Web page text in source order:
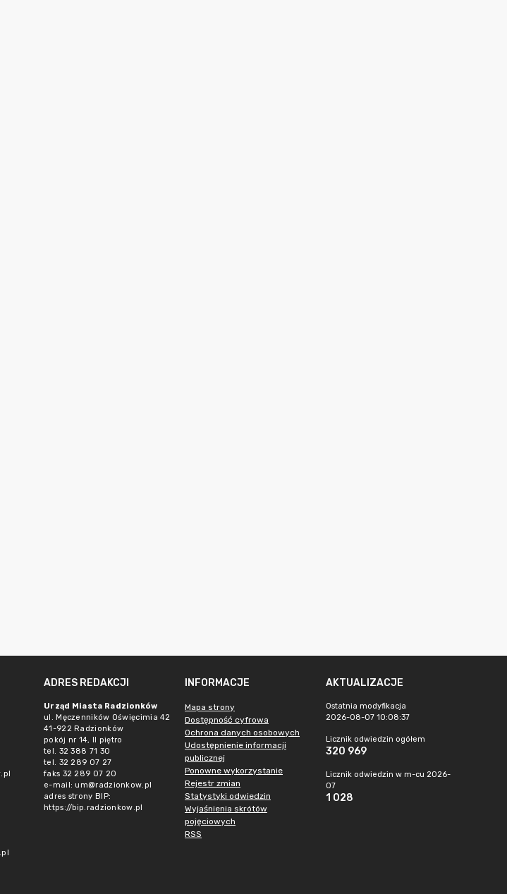
ADRES REDAKCJI
Urząd Miasta Radzionków
ul. Męczenników Oświęcimia 42
41-922 Radzionków
pokój nr 14, II piętro
tel. 32 388 71 30
tel. 32 289 07 27
faks 32 289 07 20
e-mail: um@radzionkow.pl
adres strony BIP:
https://bip.radzionkow.pl
INFORMACJE
Mapa strony
Dostępność cyfrowa
Ochrona danych osobowych
Udostępnienie informacji
publicznej
Ponowne wykorzystanie
Rejestr zmian
Statystyki odwiedzin
Wyjaśnienia skrótów
pojęciowych
RSS
AKTUALIZACJE
Ostatnia modyfikacja
2026-08-07 10:08:37
Licznik odwiedzin ogółem
320 969
Licznik odwiedzin w m-cu 2026-
07
1 028